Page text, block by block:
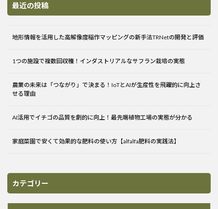
最近の投稿
地形情報を活用した高解像度稲作マッピングの新手法TRNetの開発と評価
1つの施設で複数回収穫！インダストリアルなサフラン栽培の実態
農業の未来は「つながり」で決まる！IoTとAIが生産性を飛躍的に向上さ
せる理由
AI活用でイチゴの品質を劇的に向上！最先端植物工場の実態が分かる
家庭菜園で安くて効果的な肥料の使い方【alfalfa肥料の実践法】
カテゴリー